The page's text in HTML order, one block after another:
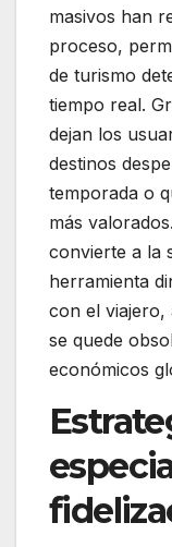
masivos han
proceso,
de turismo
tiempo real.
dejan los
destinos
temporada o
más
convierte a la
herramienta
con el viajero,
se quede
económicos